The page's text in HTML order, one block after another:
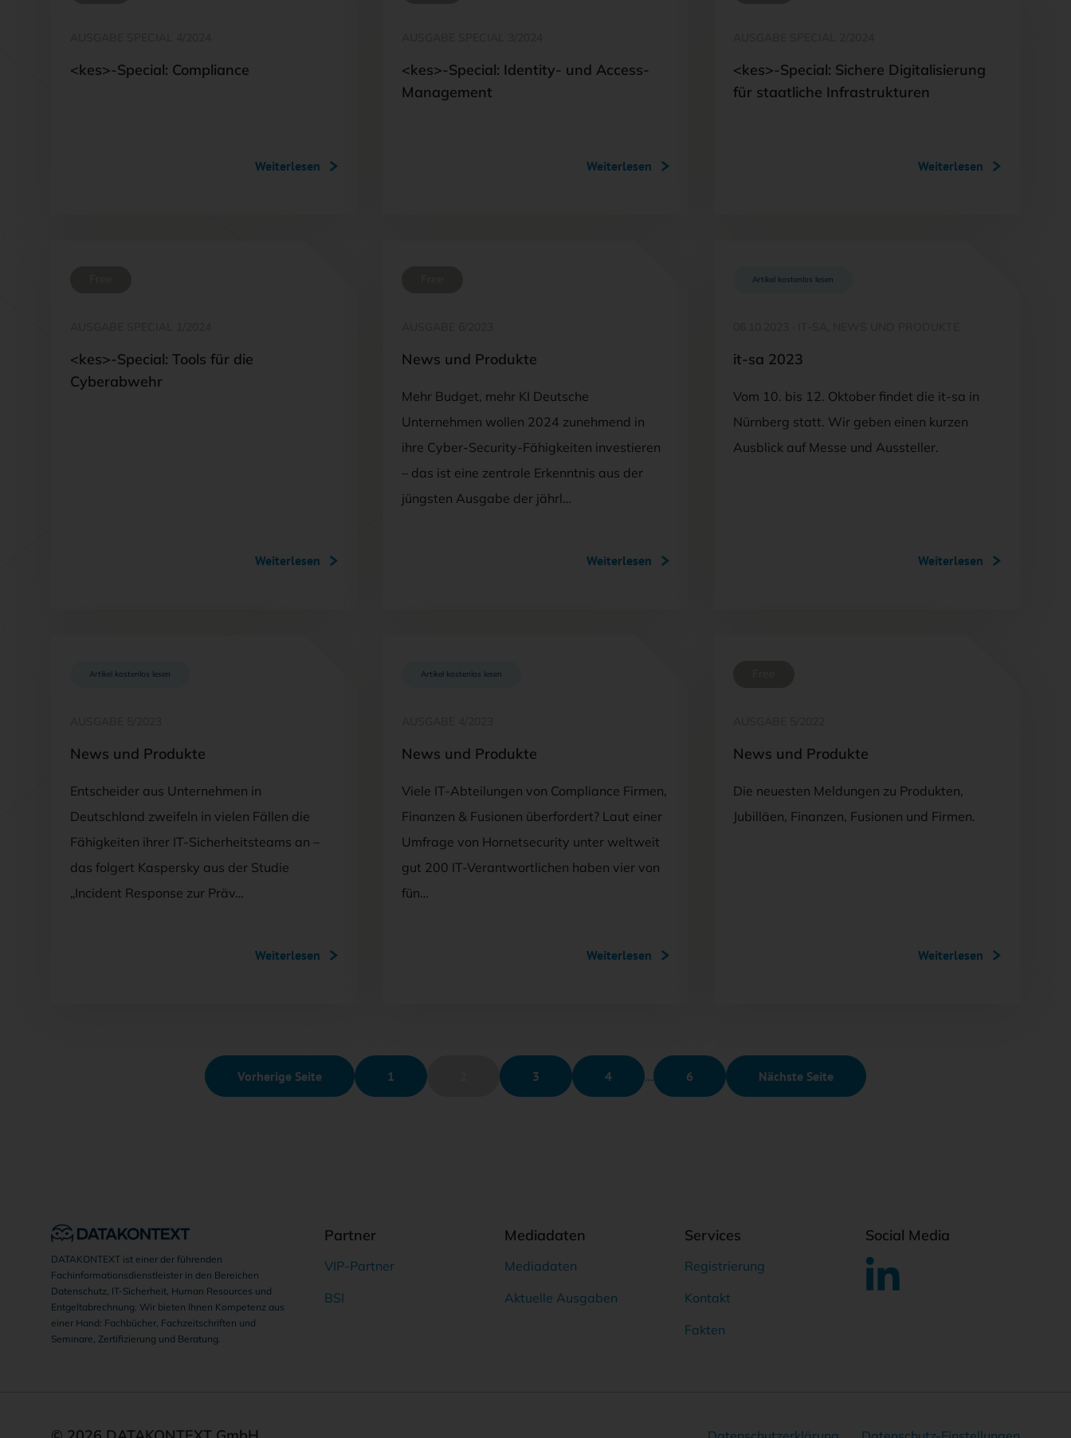
<kes>-Special: Compliance
Weiterlesen
<kes>-Special: Identity- und Access-
Management
Weiterlesen
<kes>-Special: Sichere Digitalisierung
für staatliche Infrastrukturen
Weiterlesen
<kes>-Special: Tools für die
Cyberabwehr
Weiterlesen
News und Produkte
Mehr Budget, mehr KI Deutsche
Unternehmen wollen 2024 zunehmend in
ihre Cyber-Security-Fähigkeiten investieren
– das ist eine zentrale Erkenntnis aus der
jüngsten Ausgabe der jährl…
Weiterlesen
Artikel kostenlos lesen
it-sa 2023
Vom 10. bis 12. Oktober findet die it-sa in
Nürnberg statt. Wir geben einen kurzen
Ausblick auf Messe und Aussteller.
Weiterlesen
Artikel kostenlos lesen
News und Produkte
Entscheider aus Unternehmen in
Deutschland zweifeln in vielen Fällen die
Fähigkeiten ihrer IT-Sicherheitsteams an –
das folgert Kaspersky aus der Studie
„Incident Response zur Präv…
Weiterlesen
Artikel kostenlos lesen
News und Produkte
Viele IT-Abteilungen von Compliance Firmen,
Finanzen & Fusionen überfordert? Laut einer
Umfrage von Hornetsecurity unter weltweit
gut 200 IT-Verantwortlichen haben vier von
fün…
Weiterlesen
News und Produkte
Die neuesten Meldungen zu Produkten,
Jubilläen, Finanzen, Fusionen und Firmen.
Weiterlesen
Vorherige Seite 1 3 4 … 6 Nächste Seite
DATAKONTEXT ist einer der führenden
Fachinformationsdienstleister in den Bereichen
Datenschutz, IT-Sicherheit, Human Resources und
Entgeltabrechnung. Wir bieten Ihnen Kompetenz aus
einer Hand: Fachbücher, Fachzeitschriften und
Seminare, Zertifizierung und Beratung.
Partner
VIP-Partner
BSI
Mediadaten
Mediadaten
Aktuelle Ausgaben
Services
Registrierung
Kontakt
Fakten
Social Media